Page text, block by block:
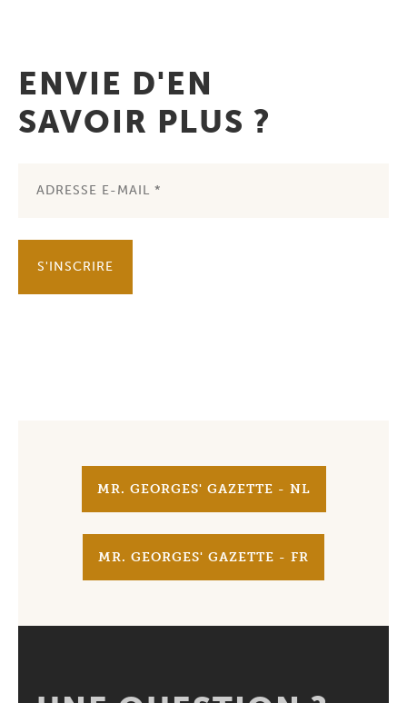
ENVIE D'EN
SAVOIR PLUS ?
S'INSCRIRE
MR. GEORGES' GAZETTE - NL
MR. GEORGES' GAZETTE - FR